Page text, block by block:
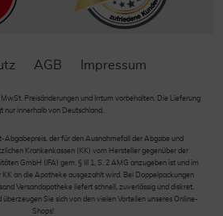
AGB Impressum
Preisänderungen und Irrtum vorbehalten. Die Lieferung
nur innerhalb von Deutschland.
Abgabepreis, der für den Ausnahmefall der Abgabe und
Krankenkassen (KK) vom Hersteller gegenüber der
GmbH (IFA) gem. § III 1, S. 2 AMG anzugeben ist und im
KK an die Apotheke ausgezahlt wird. Bei Doppelpackungen
Versandapotheke liefert schnell, zuverlässig und diskret.
überzeugen Sie sich von den vielen Vorteilen unseres Online-
Shops!